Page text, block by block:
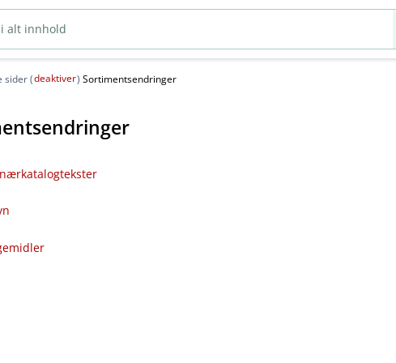
sider (deaktiver) Sortimentsendringer